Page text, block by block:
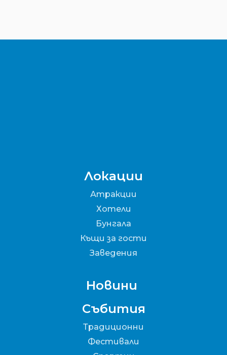
Локации
Атракции
Хотели
Бунгала
Къщи за гости
Заведения
Новини
Събития
Традиционни
Фестивали